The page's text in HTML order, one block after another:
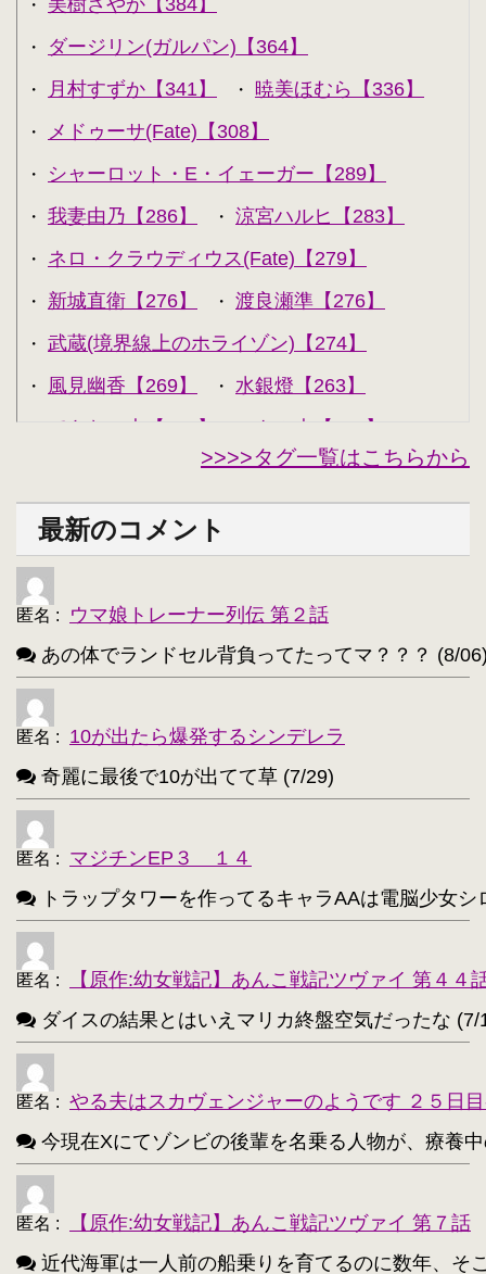
・
・ ダージリン(ガルパン)【364】
・ 月村すずか【341】 ・ 暁美ほむら【336】
・ メドゥーサ(Fate)【308】
・ シャーロット・E・イェーガー【289】
・ 我妻由乃【286】 ・ 涼宮ハルヒ【283】
・ ネロ・クラウディウス(Fate)【279】
・ 新城直衛【276】 ・ 渡良瀬準【276】
・ 武蔵(境界線上のホライゾン)【274】
・ 風見幽香【269】 ・ 水銀燈【263】
できない夫【262】 キル夫【260】
セシリア・オルコット【240】
西住みほ【237】
・ ミーナ・ディートリンデ・ヴィルケ【223】
・ ニャル子【218】
・ ユウキ(SAO)【214】 ・ 古明地こいし【210】
・ アクア(このすば)【208】 キョン【205】
・ レミリア・スカーレット(東方project)【203】
・ アイリスフィール・フォン・アインツベルン【
・ 高町なのは【202】 ・
・ 響(艦これ)【197】 ・ 夜神月【196】
・ アティ(サモンナイト)【194】
・ 西住まほ【189】
・ サーニャ・V・リトヴャク【188】
・
・ 不知火(艦これ)【186】
・ めぐみん(このすば)【172】
・
・ 鹿目まどか【168】
>>>>タグ一覧はこちらから
最新のコメント
匿名 :
ウマ娘トレーナー列伝 第２話
あの体でランドセル背負ってたってマ？？？ (8/
匿名 :
10が出たら爆発するシンデレラ
奇麗に最後で10が出てて草 (7/29)
匿名 :
マジチンEP３ １４
トラップタワーを作ってるキャラAAは電脳少女シ
匿名 :
【原作:幼女戦記】あんこ戦記ツヴァイ 第４４
ダイスの結果とはいえマリカ終盤空気だったな (7/
匿名 : やる夫はスカヴェンジャーのようです ２５日
今現在Xにてゾンビの後輩を名乗る人物が、療養
匿名 :
【原作:幼女戦記】あんこ戦記ツヴァイ 第７話
近代海軍は一人前の船乗りを育てるのに数年、そ